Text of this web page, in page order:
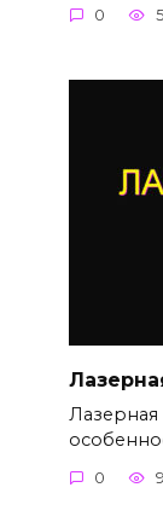
0
Лазерная
0